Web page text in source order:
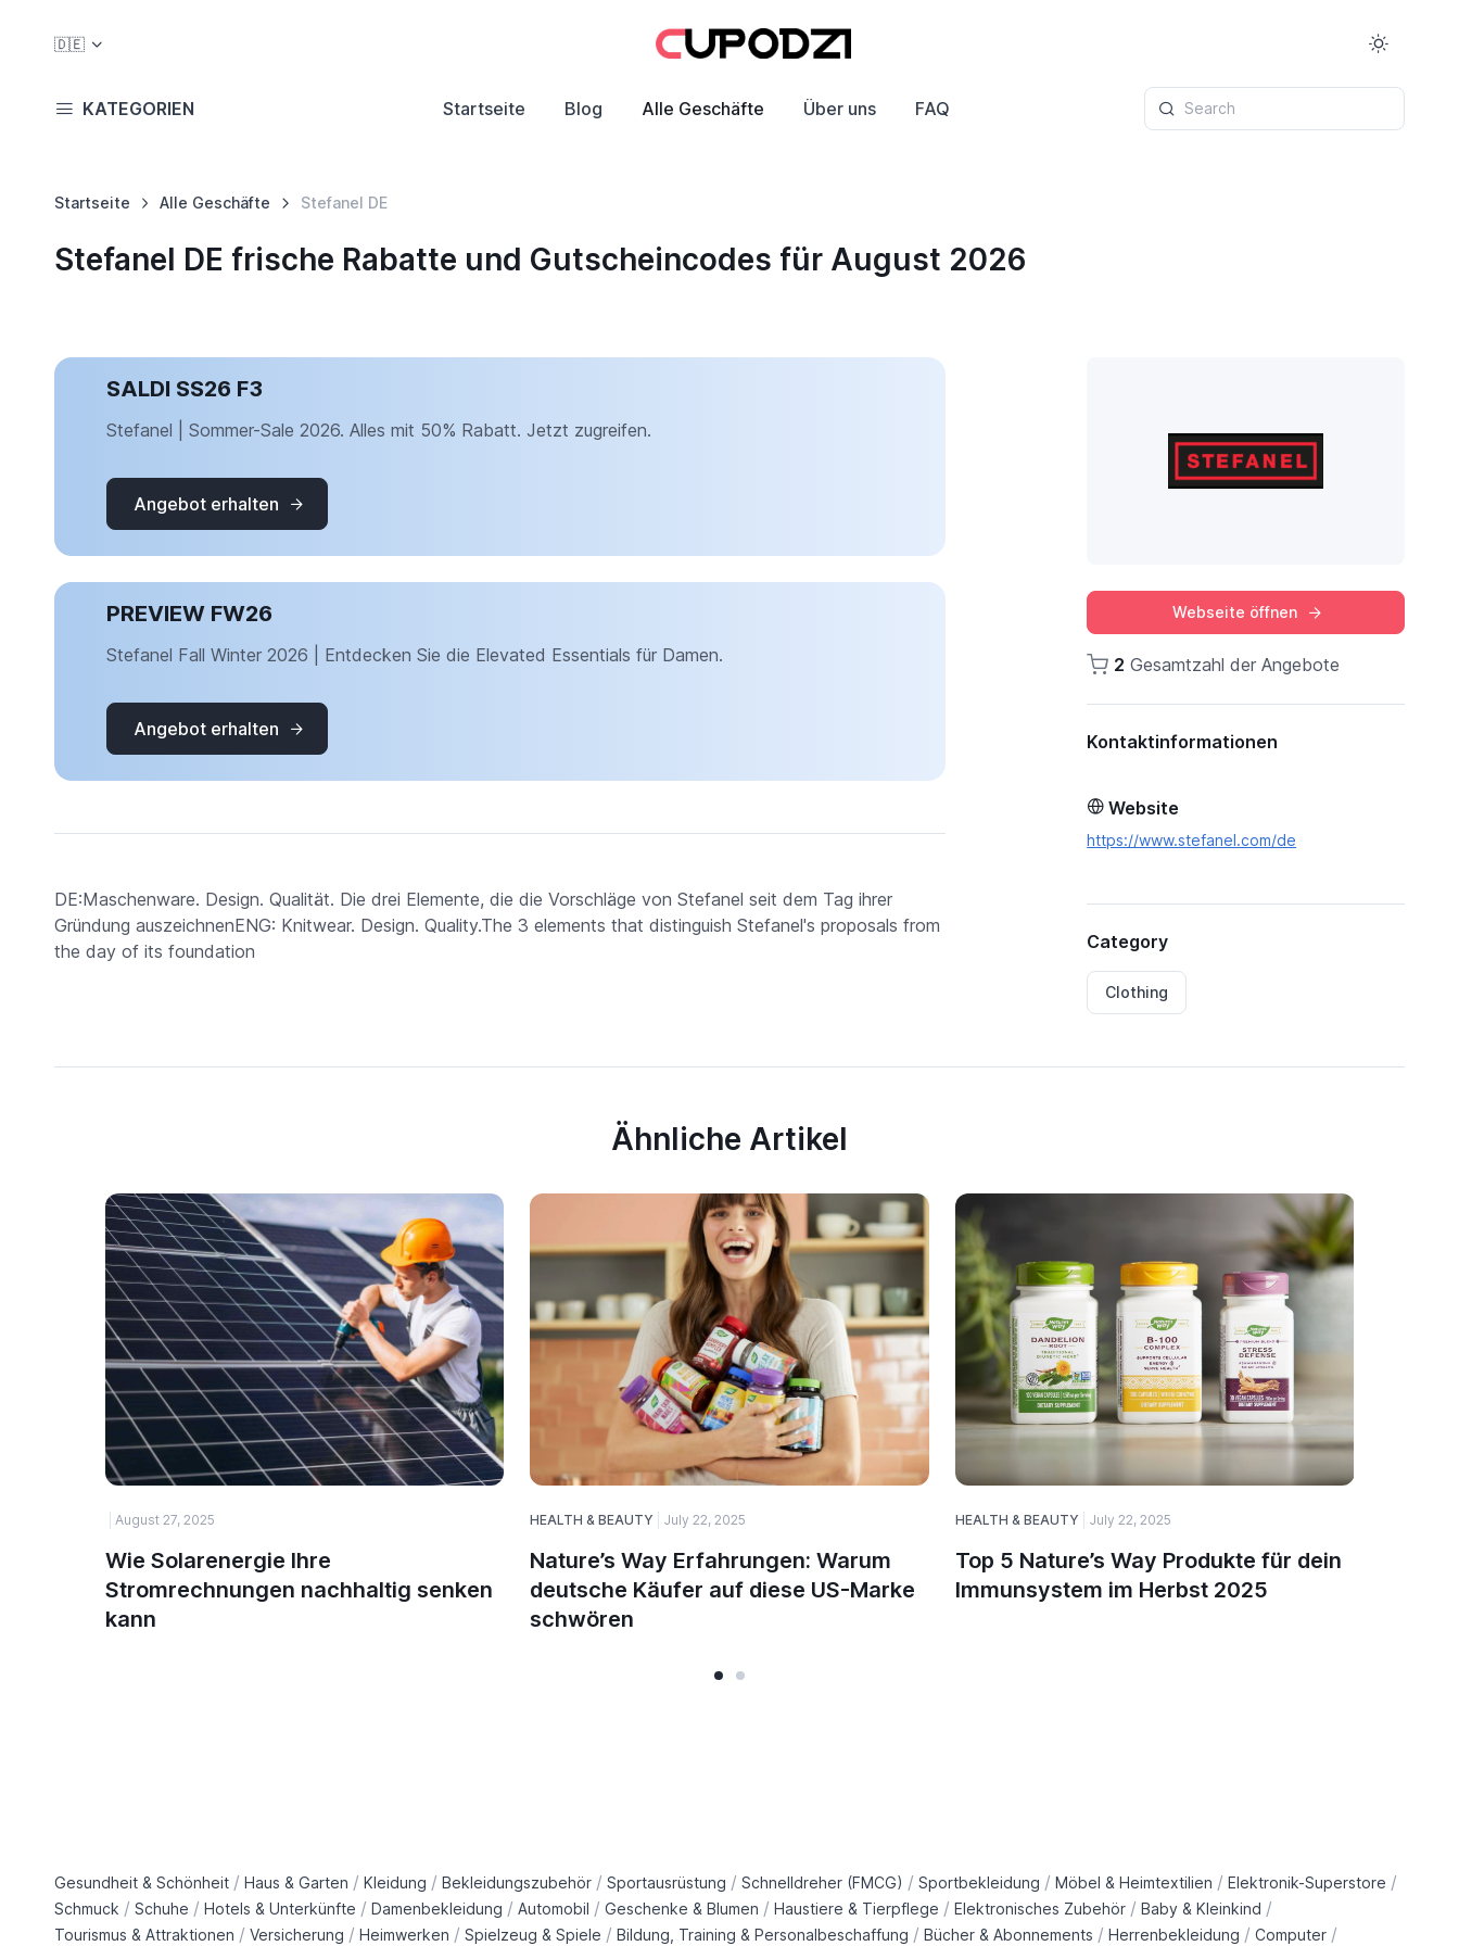
🇩🇪
KATEGORIEN Startseite Blog Alle Geschäfte Über uns FAQ Search
Startseite Alle Geschäfte Stefanel DE
Stefanel DE frische Rabatte und Gutscheincodes für August 2026
SALDI SS26 F3
Stefanel | Sommer-Sale 2026. Alles mit 50% Rabatt. Jetzt zugreifen.
Angebot erhalten
PREVIEW FW26
Stefanel Fall Winter 2026 | Entdecken Sie die Elevated Essentials für Damen.
Angebot erhalten
DE:Maschenware. Design. Qualität. Die drei Elemente, die die Vorschläge von Stefanel seit dem Tag ihrer
Gründung auszeichnenENG: Knitwear. Design. Quality.The 3 elements that distinguish Stefanel's proposals from
the day of its foundation
Webseite öffnen
2 Gesamtzahl der Angebote
Kontaktinformationen
Website
https://www.stefanel.com/de
Category
Clothing
Ähnliche Artikel
August 27, 2025
Wie Solarenergie Ihre
Stromrechnungen nachhaltig senken
kann
HEALTH & BEAUTY July 22, 2025
Nature’s Way Erfahrungen: Warum
deutsche Käufer auf diese US-Marke
schwören
HEALTH & BEAUTY July 22, 2025
Top 5 Nature’s Way Produkte für dein
Immunsystem im Herbst 2025
Gesundheit & Schönheit / Haus & Garten / Kleidung / Bekleidungszubehör / Sportausrüstung / Schnelldreher (FMCG) / Sportbekleidung / Möbel & Heimtextilien / Elektronik-Superstore /
Schmuck / Schuhe / Hotels & Unterkünfte / Damenbekleidung / Automobil / Geschenke & Blumen / Haustiere & Tierpflege / Elektronisches Zubehör / Baby & Kleinkind /
Tourismus & Attraktionen / Versicherung / Heimwerken / Spielzeug & Spiele / Bildung, Training & Personalbeschaffung / Bücher & Abonnements / Herrenbekleidung / Computer /